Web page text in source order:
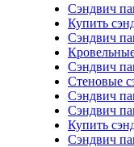
Сэндвич
Купить
Сэндвич
Сэндвич
Стеновые
Сэндвич
Сэндвич
Купить
Сэндвич